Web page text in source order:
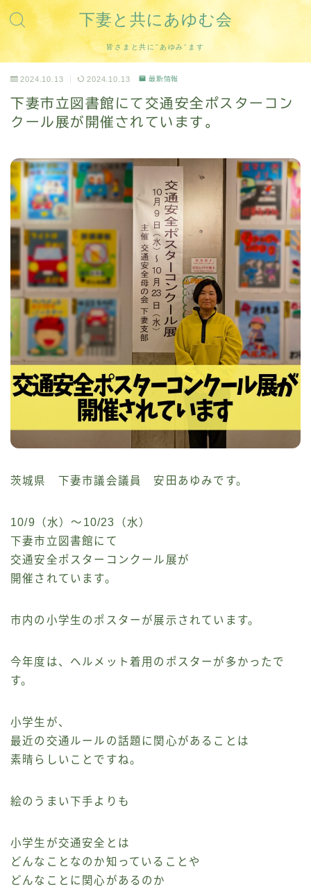
下妻と共にあゆむ会
皆さまと共に”あゆみ”ます
2024.10.13 2024.10.13 最新情報
下妻市立図書館にて交通安全ポスターコン
クール展が開催されています。
茨城県 下妻市議会議員 安田あゆみです。
10/9（水）～10/23（水）
下妻市立図書館にて
交通安全ポスターコンクール展が
開催されています。
市内の小学生のポスターが展示されています。
今年度は、ヘルメット着用のポスターが多かったで
す。
小学生が、
最近の交通ルールの話題に関心があることは
素晴らしいことですね。
絵のうまい下手よりも
小学生が交通安全とは
どんなことなのか知っていることや
どんなことに関心があるのか